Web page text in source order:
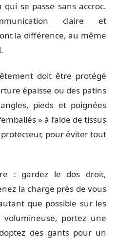
se passe sans accroc.
claire et
la différence, au même
doit être protégé
épaisse ou des patins
pieds et poignées
» à l’aide de tissus
pour éviter tout
: gardez le dos droit,
la charge près de vous
que possible sur les
portez une
des gants pour un